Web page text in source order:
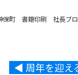
保町 書籍印刷 社長ブ
◀︎ 周年を迎え